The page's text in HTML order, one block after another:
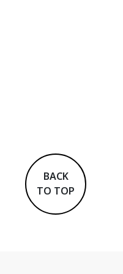
BACK
TO TOP